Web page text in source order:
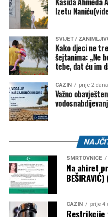
Izetu
SVIJET /
Kako djeci ne
šejtanima: „Ne
tebe, dat ću im
CAZIN prije 2 dana
Važno
SMRTOVNICE
Na ahiret
BEŠIRAVIĆ)
CAZIN prije 4
Restrikcije